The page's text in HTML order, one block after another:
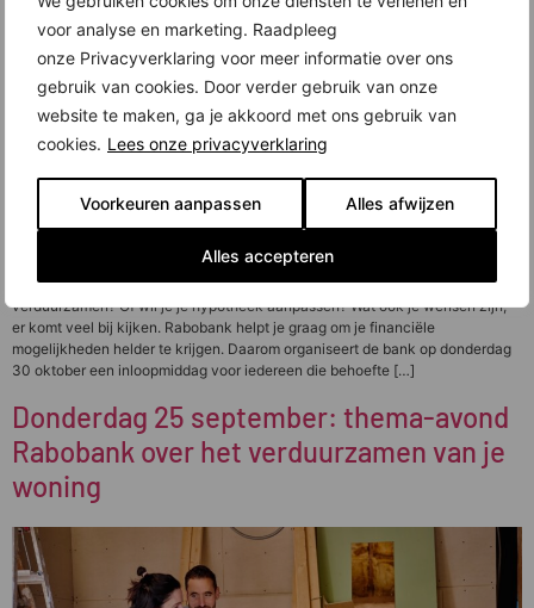
voor analyse en marketing. Raadpleeg
onze Privacyverklaring voor meer informatie over ons
gebruik van cookies. Door verder gebruik van onze
website te maken, ga je akkoord met ons gebruik van
cookies. Lees onze privacyverklaring
Voorkeuren aanpassen Alles afwijzen
Alles accepteren
Wil jij een ander huis kopen? Wil je je huidige woning verbouwen en/of
verduurzamen? Of wil je je hypotheek aanpassen? Wat ook je wensen zijn,
er komt veel bij kijken. Rabobank helpt je graag om je financiële
mogelijkheden helder te krijgen. Daarom organiseert de bank op donderdag
30 oktober een inloopmiddag voor iedereen die behoefte […]
Donderdag 25 september: thema-avond
Rabobank over het verduurzamen van je
woning